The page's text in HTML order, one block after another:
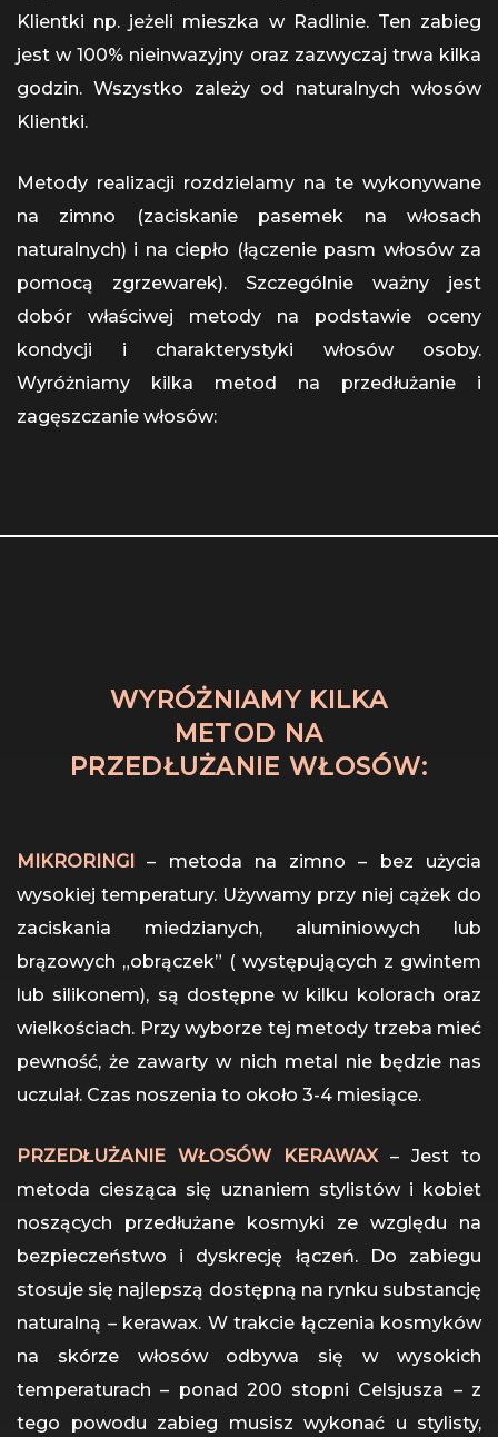
Klientki np. jeżeli mieszka w Radlinie. Ten zabieg
jest w 100% nieinwazyjny oraz zazwyczaj trwa kilka
godzin. Wszystko zależy od naturalnych włosów
Klientki.
Metody realizacji rozdzielamy na te wykonywane
na zimno (zaciskanie pasemek na włosach
naturalnych) i na ciepło (łączenie pasm włosów za
pomocą zgrzewarek). Szczególnie ważny jest
dobór właściwej metody na podstawie oceny
kondycji i charakterystyki włosów osoby.
Wyróżniamy kilka metod na przedłużanie i
zagęszczanie włosów:
WYRÓŻNIAMY KILKA
METOD NA
PRZEDŁUŻANIE WŁOSÓW:
MIKRORINGI – metoda na zimno – bez użycia
wysokiej temperatury. Używamy przy niej cążek do
zaciskania miedzianych, aluminiowych lub
brązowych „obrączek” ( występujących z gwintem
lub silikonem), są dostępne w kilku kolorach oraz
wielkościach. Przy wyborze tej metody trzeba mieć
pewność, że zawarty w nich metal nie będzie nas
uczulał. Czas noszenia to około 3-4 miesiące.
PRZEDŁUŻANIE WŁOSÓW KERAWAX– Jest to
metoda ciesząca się uznaniem stylistów i kobiet
noszących przedłużane kosmyki ze względu na
bezpieczeństwo i dyskrecję łączeń. Do zabiegu
stosuje się najlepszą dostępną na rynku substancję
naturalną – kerawax. W trakcie łączenia kosmyków
na skórze włosów odbywa się w wysokich
temperaturach – ponad 200 stopni Celsjusza – z
tego powodu zabieg musisz wykonać u stylisty,